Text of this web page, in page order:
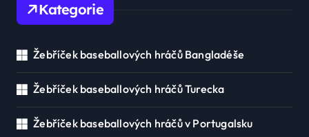
Kategorie
Žebříček baseballových hráčů Bangladéše
Žebříček baseballových hráčů Turecka
Žebříček baseballových hráčů v Portugalsku